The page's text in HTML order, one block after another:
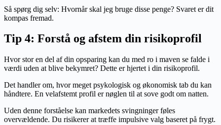
Så spørg dig selv: Hvornår skal jeg bruge disse penge? Svaret er dit
kompas fremad.
Tip 4: Forstå og afstem din risikoprofil
Hvor stor en del af din opsparing kan du med ro i maven se falde i
værdi uden at blive bekymret? Dette er hjertet i din risikoprofil.
Det handler om, hvor meget psykologisk og økonomisk tab du kan
håndtere. En velafstemt profil er nøglen til at sove godt om natten.
Uden denne forståelse kan markedets svingninger føles
overvældende. Du risikerer at træffe impulsive valg baseret på frygt.